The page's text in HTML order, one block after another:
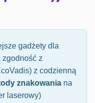
gadżety dla
zgodność z
z codzienną
znakowania na
laserowy)